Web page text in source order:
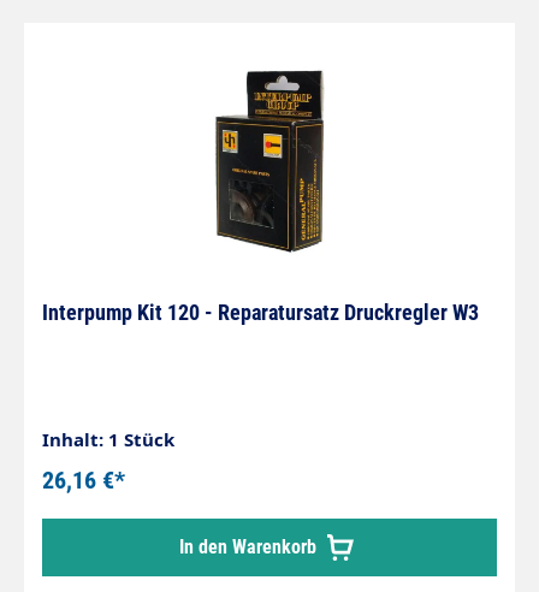
Interpump Kit 120 - Reparatursatz Druckregler W3
Inhalt: 1 Stück
26,16 €*
In den Warenkorb